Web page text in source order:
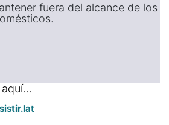
fuera del alcance de los